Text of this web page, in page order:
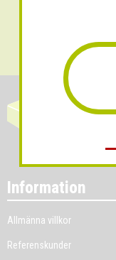
Information
Allmänna villkor
Referenskunder